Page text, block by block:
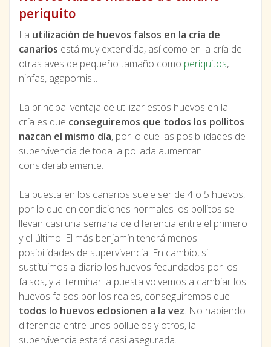
periquito
La utilización de huevos falsos en la cría de
canarios está muy extendida, así como en la cría de
otras aves de pequeño tamaño como periquitos,
ninfas, agapornis...
La principal ventaja de utilizar estos huevos en la
cría es que conseguiremos que todos los pollitos
nazcan el mismo día, por lo que las posibilidades de
supervivencia de toda la pollada aumentan
considerablemente.
La puesta en los canarios suele ser de 4 o 5 huevos,
por lo que en condiciones normales los pollitos se
llevan casi una semana de diferencia entre el primero
y el último. El más benjamín tendrá menos
posibilidades de supervivencia. En cambio, si
sustituimos a diario los huevos fecundados por los
falsos, y al terminar la puesta volvemos a cambiar los
huevos falsos por los reales, conseguiremos que
todos lo huevos eclosionen a la vez. No habiendo
diferencia entre unos polluelos y otros, la
supervivencia estará casi asegurada.